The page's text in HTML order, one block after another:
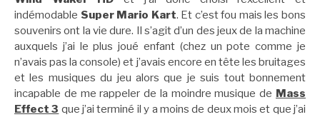
indémodable Super Mario Kart. Et c’est fou mais les bons
souvenirs ont la vie dure. Il s’agit d’un des jeux de la machine
auxquels j’ai le plus joué enfant (chez un pote comme je
n’avais pas la console) et j’avais encore en tête les bruitages
et les musiques du jeu alors que je suis tout bonnement
incapable de me rappeler de la moindre musique de Mass
Effect 3 que j’ai terminé il y a moins de deux mois et que j’ai